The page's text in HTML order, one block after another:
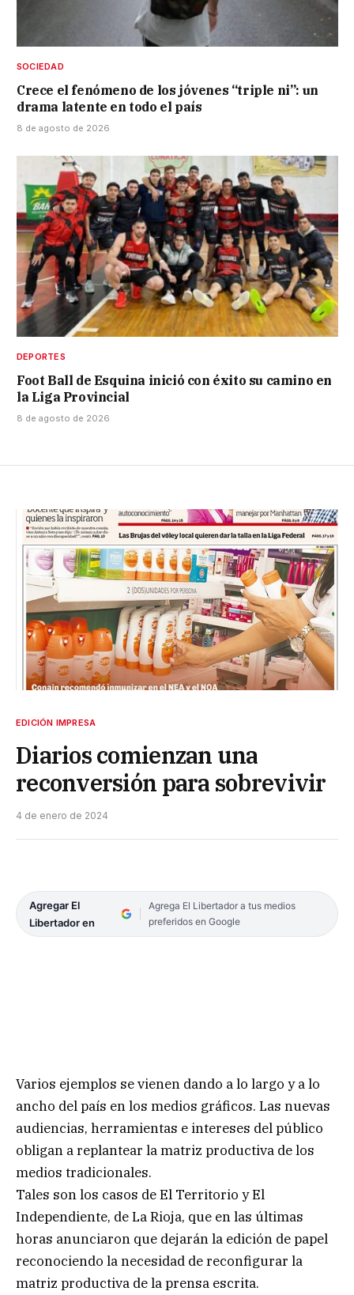
SOCIEDAD
Crece el fenómeno de los jóvenes “triple ni”: un
drama latente en todo el país
8 de agosto de 2026
DEPORTES
Foot Ball de Esquina inició con éxito su camino en
la Liga Provincial
8 de agosto de 2026
EDICIÓN IMPRESA
Diarios comienzan una
reconversión para sobrevivir
4 de enero de 2024
Agregar El
Libertador en
Agrega El Libertador a tus medios
preferidos en Google
Varios ejemplos se vienen dando a lo largo y a lo
ancho del país en los medios gráficos. Las nuevas
audiencias, herramientas e intereses del público
obligan a replantear la matriz productiva de los
medios tradicionales.
Tales son los casos de El Territorio y El
Independiente, de La Rioja, que en las últimas
horas anunciaron que dejarán la edición de papel
reconociendo la necesidad de reconfigurar la
matriz productiva de la prensa escrita.